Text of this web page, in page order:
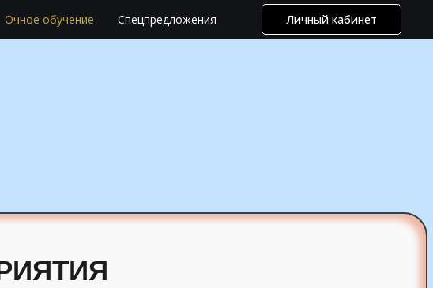
Очное обучение Спецпредложения Личный кабинет